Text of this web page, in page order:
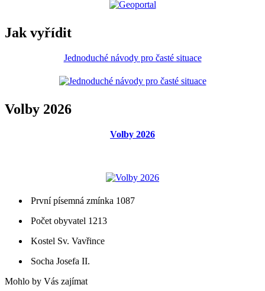
Jak vyřídit
Jednoduché návody pro časté situace
Volby 2026
Volby 2026
První písemná zmínka 1087
Počet obyvatel 1213
Kostel Sv. Vavřince
Socha Josefa II.
Mohlo by Vás zajímat